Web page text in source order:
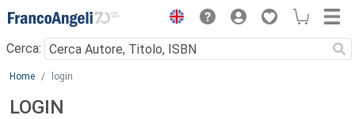
Menu
Cerca:
Main content
Home login
LOGIN